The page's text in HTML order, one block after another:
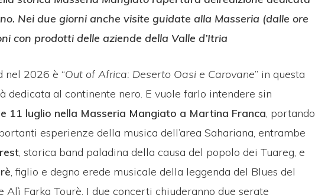
Nei due giorni anche visite guidate alla Masseria (dalle ore
con prodotti delle aziende della Valle d’Itria
nel 2026 è “Out of Africa: Deserto Oasi e Carovane” in questa
dedicata al continente nero. E vuole farlo intendere sin
11 luglio nella Masseria Mangiato a Martina Franca, portando
esperienze della musica dell’area Sahariana, entrambe
, storica band paladina della causa del popolo dei Tuareg, e
, figlio e degno erede musicale della leggenda del Blues del
Alì Farka Tourè. I due concerti chiuderanno due serate